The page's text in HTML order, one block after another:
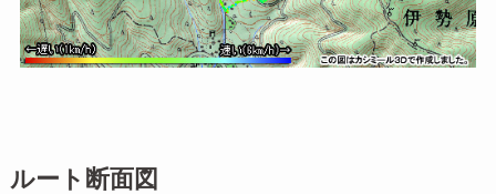
ルート断面図